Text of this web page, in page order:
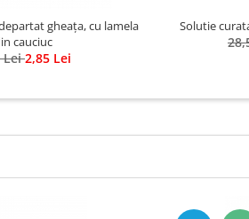
gheața, cu lamela
cauciuc
Lei2,85 Lei
Solutie